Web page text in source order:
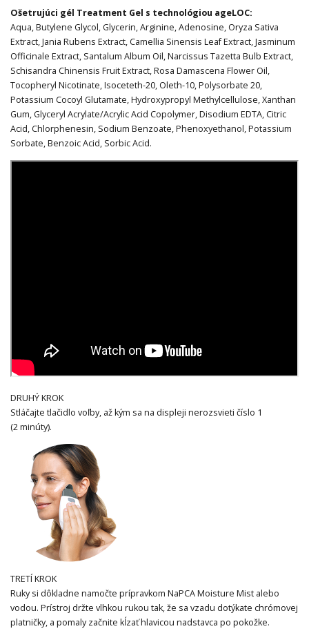
Ošetrujúci gél Treatment Gel s technológiou ageLOC:
Aqua, Butylene Glycol, Glycerin, Arginine, Adenosine, Oryza Sativa
Extract, Jania Rubens Extract, Camellia Sinensis Leaf Extract, Jasminum
Officinale Extract, Santalum Album Oil, Narcissus Tazetta Bulb Extract,
Schisandra Chinensis Fruit Extract, Rosa Damascena Flower Oil,
Tocopheryl Nicotinate, Isoceteth-20, Oleth-10, Polysorbate 20,
Potassium Cocoyl Glutamate, Hydroxypropyl Methylcellulose, Xanthan
Gum, Glyceryl Acrylate/Acrylic Acid Copolymer, Disodium EDTA, Citric
Acid, Chlorphenesin, Sodium Benzoate, Phenoxyethanol, Potassium
Sorbate, Benzoic Acid, Sorbic Acid.
DRUHÝ KROK
Stláčajte tlačidlo voľby, až kým sa na displeji nerozsvieti číslo 1
(2 minúty).
TRETÍ KROK
Ruky si dôkladne namočte prípravkom NaPCA Moisture Mist alebo
vodou. Prístroj držte vlhkou rukou tak, že sa vzadu dotýkate chrómovej
platničky, a pomaly začnite kĺzať hlavicou nadstavca po pokožke.